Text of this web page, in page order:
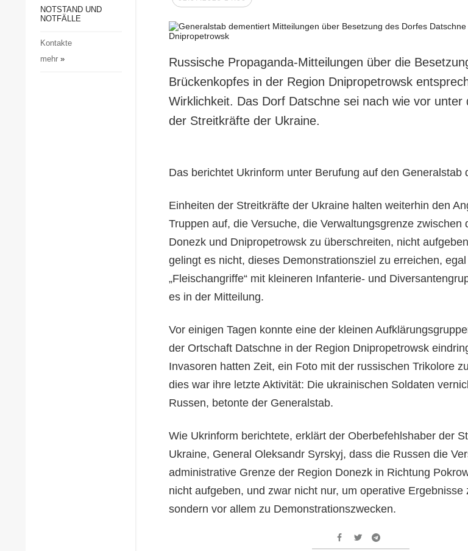
Gesellschaft und Kultur
Notstand und Notfälle
NOTSTAND UND
NOTFÄLLE
Kontakte
mehr»
Russische Propaganda-Mitteilungen über die
Brückenkopfes in der Region Dnipropetrowsk
Wirklichkeit. Das Dorf Datschne sei nach wie vor unter
der Streitkräfte der Ukraine.
Das berichtet Ukrinform unter Berufung auf den Generalstab
Einheiten der Streitkräfte der Ukraine halten weiterhin den
Truppen auf, die Versuche, die Verwaltungsgrenze zwischen
Donezk und Dnipropetrowsk zu überschreiten, nicht
gelingt es nicht, dieses Demonstrationsziel zu erreichen,
„Fleischangriffe“ mit kleineren Infanterie- und
es in der Mitteilung.
Vor einigen Tagen konnte eine der kleinen
der Ortschaft Datschne in der Region Dnipropetrowsk
Invasoren hatten Zeit, ein Foto mit der russischen Trikolore
dies war ihre letzte Aktivität: Die ukrainischen Soldaten
Russen, betonte der Generalstab.
Wie Ukrinform berichtete, erklärt der Oberbefehlshaber der
Ukraine, General Oleksandr Syrskyj, dass die Russen die
administrative Grenze der Region Donezk in Richtung
nicht aufgeben, und zwar nicht nur, um operative Ergebnisse
sondern vor allem zu Demonstrationszwecken.